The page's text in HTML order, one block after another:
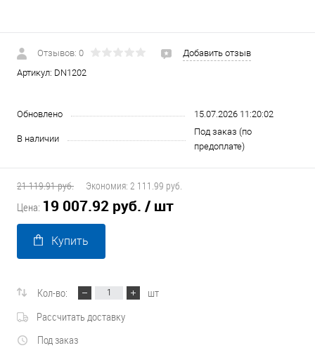
Отзывов: 0
Добавить отзыв
Артикул: DN1202
Обновлено 15.07.2026 11:20:02
В наличии
Под заказ (по
предоплате)
21 119.91 руб. Экономия: 2 111.99 руб.
Цена: 19 007.92 руб. / шт
Купить
Кол-во:
шт
Рассчитать доставку
Под заказ